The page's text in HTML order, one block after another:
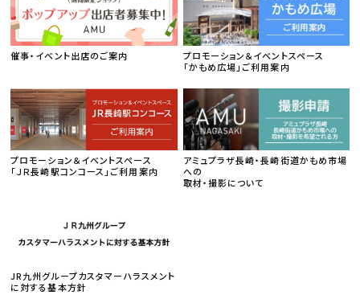
催事・イベント出店のご案内
プロモーション＆イベントスペース
「かもめ広場」ご利用案内
プロモーション＆イベントスペース
「ＪＲ長崎駅コンコース」ご利用案内
アミュプラザ長崎・長崎街道かもめ市場
への
取材・撮影について
JR九州グループカスタマーハラスメント
に対する基本方針